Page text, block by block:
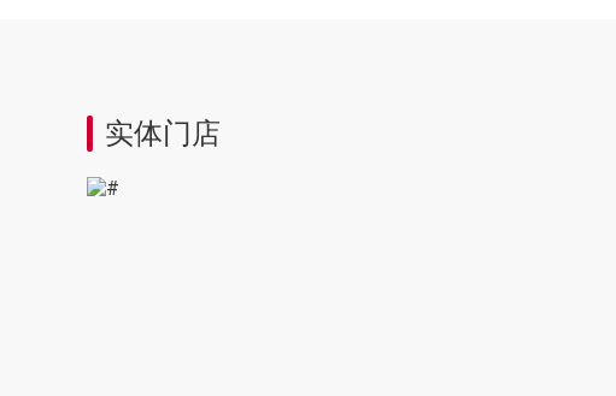
实体门店